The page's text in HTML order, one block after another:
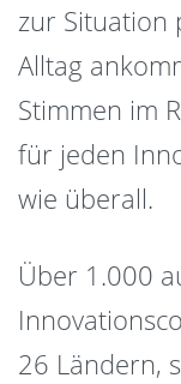
zur Situation
Alltag
Stimmen im
für jeden
wie überall.
Über 1.000
26 Ländern,